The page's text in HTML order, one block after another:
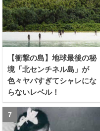
【衝撃の島】地球最後の秘
境「北センチネル島」が
色々ヤバすぎてシャレにな
らないレベル！